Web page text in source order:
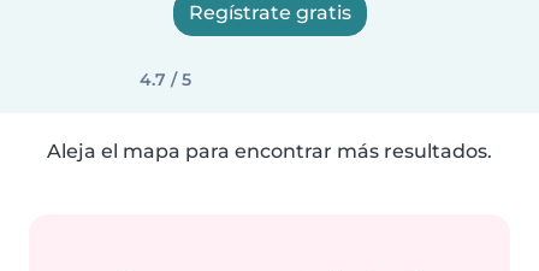
Regístrate gratis
4.7 / 5
Aleja el mapa para encontrar más resultados.